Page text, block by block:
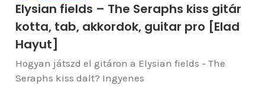
Elysian fields – The Seraphs kiss gitár
kotta, tab, akkordok, guitar pro [Elad
Hayut]
Hogyan játszd el gitáron a Elysian fields - The
Seraphs kiss dalt? Ingyenes